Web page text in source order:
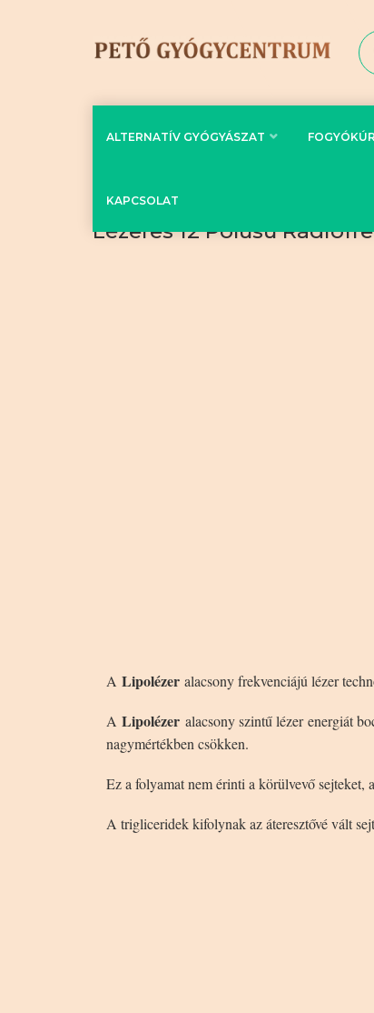
ALTERNATÍV GYÓGYÁSZAT
KAPCSOLAT
Lézeres 12 Pólusú
A Lipolézer alacsony frekvenciájú lézer
ALipolézer alacsony szintű lézer energiát
nagymértékben csökken.
Ez a folyamat nem érinti a körülvevő sejteket,
A trigliceridek kifolynak az áteresztővé vált